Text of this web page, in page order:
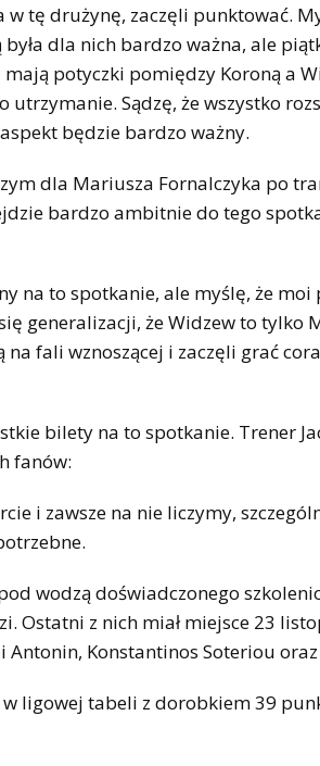
w tę drużynę, zaczęli punktować.
dla nich bardzo ważna, ale
potyczki pomiędzy Koroną a
Sądzę, że wszystko
będzie bardzo ważny.
dla Mariusza Fornalczyka po
bardzo ambitnie do tego
na to spotkanie, ale myślę, że
generalizacji, że Widzew to tylko
na fali wznoszącej i zaczęli grać
bilety na to spotkanie. Trener
fanów:
i zawsze na nie liczymy,
wodzą doświadczonego
Ostatni z nich miał miejsce 23
Konstantinos Soteriou
ligowej tabeli z dorobkiem 39